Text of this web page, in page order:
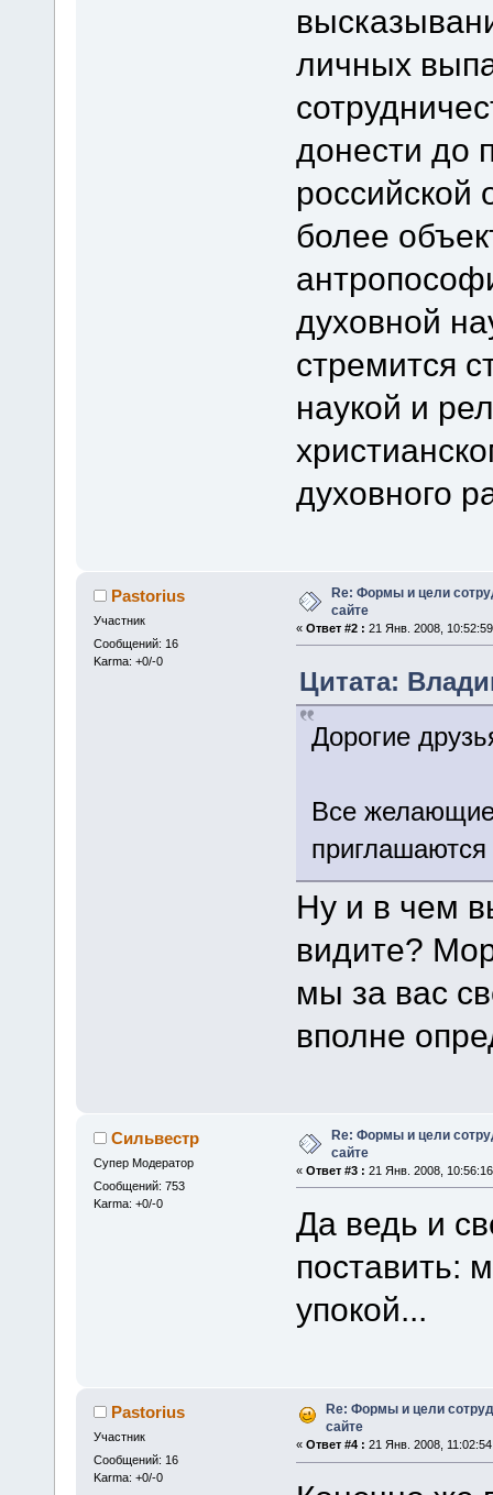
личных
донести до
более
духовной
стремится
наукой и
духовного
Pastorius
Участник
Сообщений: 16
Karma: +0/-0
Re: Формы и цели
сайте
« Ответ #2 : 21 Янв. 2008,
Цитата:
Дорогие
Все желающие
приглашаются
Ну и в чем
видите?
мы за вас
вполне
Сильвестр
Супер Модератор
Сообщений: 753
Karma: +0/-0
Re: Формы и цели
сайте
« Ответ #3 : 21 Янв. 2008,
Да ведь и
поставить:
упокой...
Pastorius
Участник
Сообщений: 16
Karma: +0/-0
Re: Формы и цели
сайте
« Ответ #4 : 21 Янв. 2008,